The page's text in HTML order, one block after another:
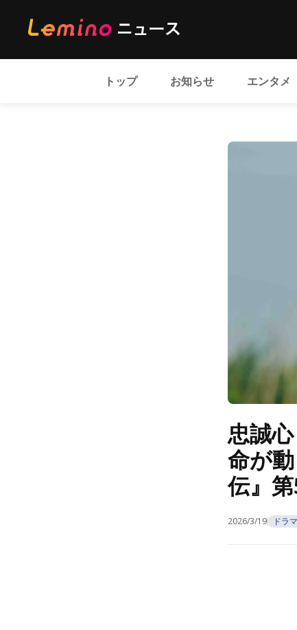
トップ お知らせ エンタメ
忠誠
命が
伝』
2026/3/19 ドラマ